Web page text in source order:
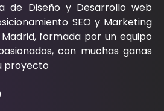
de Diseño y Desarrollo web
SEO y Marketing
formada por un equipo
con muchas ganas
proyecto